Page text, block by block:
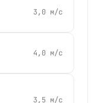
3,0 м/с
4,0 м/с
3,5 м/с